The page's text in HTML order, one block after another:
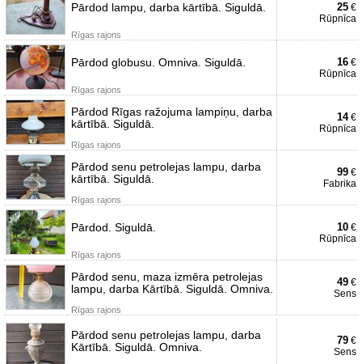
Pārdod lampu, darba kārtībā. Siguldā.
Rīgas rajons
25 €
Rūpnīca
Pārdod globusu. Omniva. Siguldā.
Rīgas rajons
16 €
Rūpnīca
Pārdod Rīgas ražojuma lampiņu, darba
kārtībā. Siguldā.
Rīgas rajons
14€
Rūpnīca
Pārdod senu petrolejas lampu, darba
kārtībā. Siguldā.
Rīgas rajons
99 €
Fabrika
Pārdod. Siguldā.
Rīgas rajons
10 €
Rūpnīca
Pārdod senu, maza izmēra petrolejas
lampu, darba Kārtībā. Siguldā. Omniva.
Rīgas rajons
49 €
Sens
Pārdod senu petrolejas lampu, darba
Kārtībā. Siguldā. Omniva.
79 €
Sens